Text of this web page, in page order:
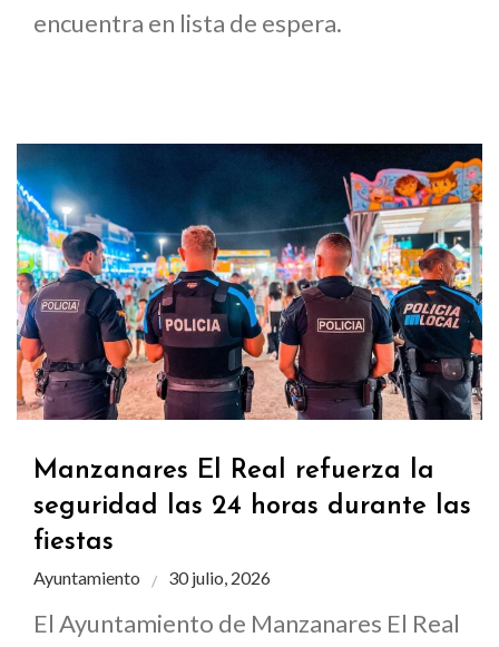
encuentra en lista de espera.
Manzanares El Real refuerza la
seguridad las 24 horas durante las
fiestas
Ayuntamiento 30 julio, 2026
El Ayuntamiento de Manzanares El Real